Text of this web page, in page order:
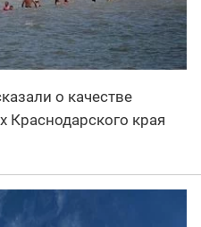
о качестве
Краснодарского края